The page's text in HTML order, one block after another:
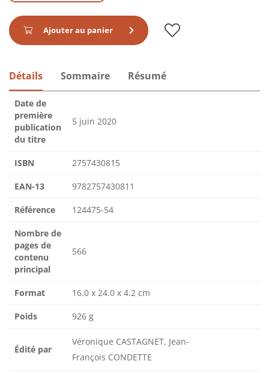
Ajouter au panier
Détails Sommaire Résumé
Date de
première
publication
du titre
5 juin 2020
ISBN 2757430815
EAN-13 9782757430811
Référence 124475-54
Nombre de
pages de
contenu
principal
566
Format 16.0 x 24.0 x 4.2 cm
Poids 926 g
Édité par
Véronique CASTAGNET, Jean-
François CONDETTE